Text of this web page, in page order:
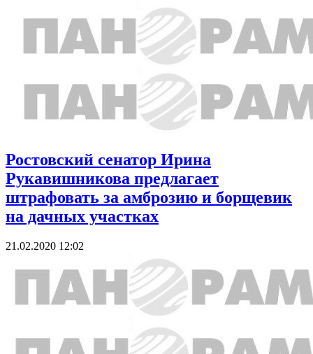
Ростовский сенатор Ирина
Рукавишникова предлагает
штрафовать за амброзию и борщевик
на дачных участках
21.02.2020 12:02